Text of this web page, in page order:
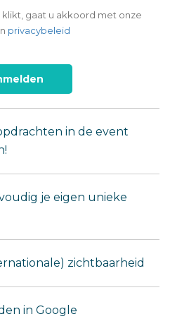
gaat u akkoord met onze
privacybeleid
in de event
je eigen unieke
zichtbaarheid
in Google